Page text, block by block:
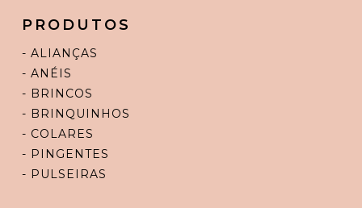
PRODUTOS
- ALIANÇAS
- ANÉIS
- BRINCOS
- BRINQUINHOS
- COLARES
- PINGENTES
- PULSEIRAS